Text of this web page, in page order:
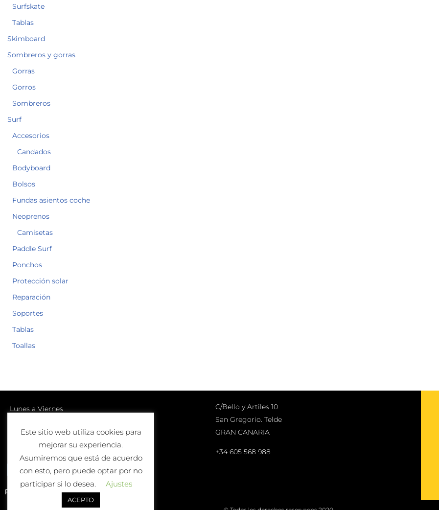
Surfskate
Tablas
Skimboard
Sombreros y gorras
Gorras
Gorros
Sombreros
Surf
Accesorios
Candados
Bodyboard
Bolsos
Fundas asientos coche
Neoprenos
Camisetas
Paddle Surf
Ponchos
Protección solar
Reparación
Soportes
Tablas
Toallas
Lunes a Viernes
Sábados
10:00-13:00
C/Bello y Artiles 10
San Gregorio. Telde
GRAN CANARIA
+34 605 568 988
Política de Devolución o Cambio
Este sitio web utiliza cookies para
mejorar su experiencia.
Asumiremos que está de acuerdo
con esto, pero puede optar por no
participar si lo desea.
Ajustes
ACEPTO